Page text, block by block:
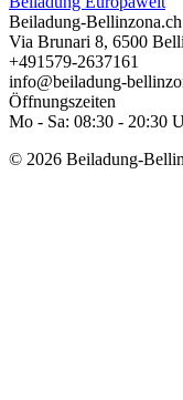
Beiladung-Bellinzona.ch
Via Brunari 8, 6500
+491579-2637161
info@beiladung-
Öffnungszeiten
Mo - Sa: 08:30 - 20:30
© 2026 Beiladung-